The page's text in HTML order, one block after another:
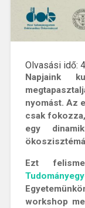
Olvasási idő: 4
Napjaink
nyomást. Az
csak
egy
Ezt
workshop